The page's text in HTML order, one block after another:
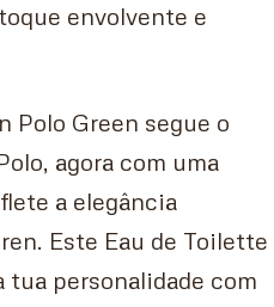
envolvente e
Polo Green segue o
agora com uma
a elegância
Este Eau de Toilette
tua personalidade com